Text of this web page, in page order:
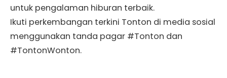
untuk pengalaman hiburan terbaik.
Ikuti perkembangan terkini Tonton di media sosial
menggunakan tanda pagar #Tonton dan
#TontonWonton.